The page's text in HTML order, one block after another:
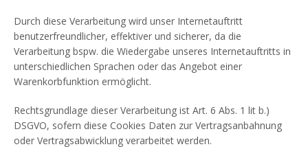
Durch diese Verarbeitung wird unser Internetauftritt
benutzerfreundlicher, effektiver und sicherer, da die
Verarbeitung bspw. die Wiedergabe unseres Internetauftritts in
unterschiedlichen Sprachen oder das Angebot einer
Warenkorbfunktion ermöglicht.
Rechtsgrundlage dieser Verarbeitung ist Art. 6 Abs. 1 lit b.)
DSGVO, sofern diese Cookies Daten zur Vertragsanbahnung
oder Vertragsabwicklung verarbeitet werden.